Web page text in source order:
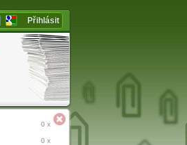
Přihlásit
0 x
0 x